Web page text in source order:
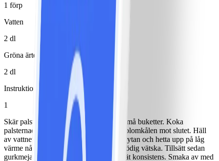
1 förp
Vatten
2 dl
Gröna ärter
2 dl
Instruktioner
1
Skär palsternacka i bitar och blomkål i små buketter. Koka
palsternackan tills den mjuknar. Tillsätt blomkålen mot slutet. Häll
av vattnet, lägg tillbaka grönsakerna i grytan och hetta upp på låg
värme någon minut för att få bort överflödig vätska. Tillsätt sedan
gurkmeja och koriander och mosa till slät konsistens. Smaka av med